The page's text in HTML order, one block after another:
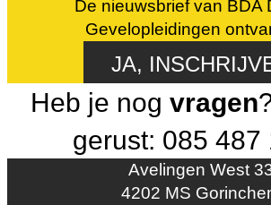
De nieuwsbrief van BDA
Gevelopleidingen
JA,
Heb je nog vragen
gerust: 085 487
Avelingen West
4202 MS